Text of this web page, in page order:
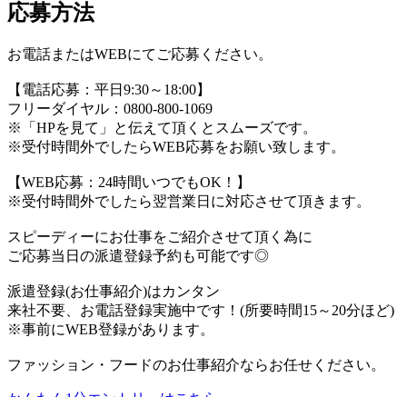
応募方法
お電話またはWEBにてご応募ください。
【電話応募：平日9:30～18:00】
フリーダイヤル：0800-800-1069
※「HPを見て」と伝えて頂くとスムーズです。
※受付時間外でしたらWEB応募をお願い致します。
【WEB応募：24時間いつでもOK！】
※受付時間外でしたら翌営業日に対応させて頂きます。
スピーディーにお仕事をご紹介させて頂く為に
ご応募当日の派遣登録予約も可能です◎
派遣登録(お仕事紹介)はカンタン
来社不要、お電話登録実施中です！(所要時間15～20分ほど)
※事前にWEB登録があります。
ファッション・フードのお仕事紹介ならお任せください。